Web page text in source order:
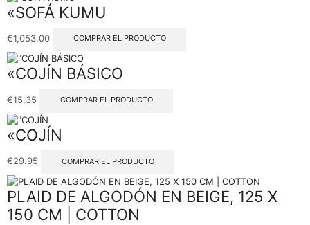
«SOFÁ KUMU
€1,053.00 COMPRAR EL PRODUCTO
«COJÍN BÁSICO
€15.35 COMPRAR EL PRODUCTO
«COJÍN
€29.95 COMPRAR EL PRODUCTO
PLAID DE ALGODÓN EN BEIGE, 125 X
150 CM | COTTON